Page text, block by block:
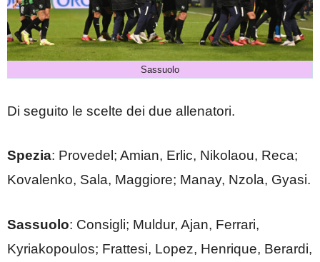
Sassuolo
Di seguito le scelte dei due allenatori.
Spezia: Provedel; Amian, Erlic, Nikolaou, Reca;
Kovalenko, Sala, Maggiore; Manay, Nzola, Gyasi.
Sassuolo: Consigli; Muldur, Ajan, Ferrari,
Kyriakopoulos; Frattesi, Lopez, Henrique, Berardi,